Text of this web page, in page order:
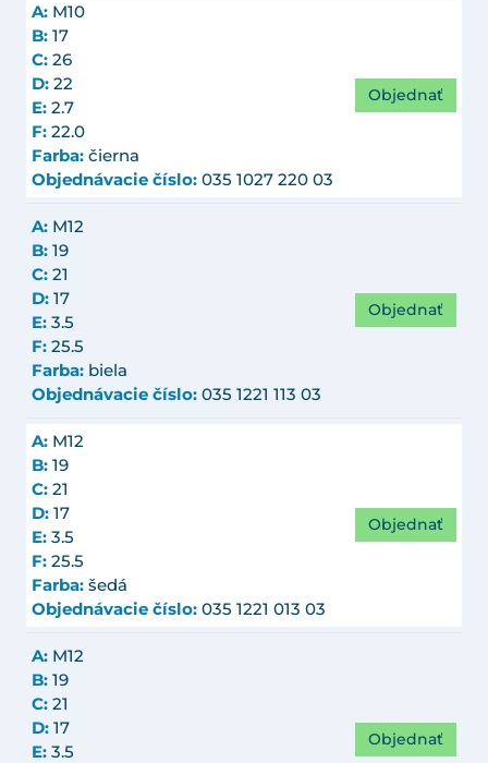
A: M10
B: 17
C: 26
D: 22
E: 2.7
F: 22.0
Farba: čierna
Objednávacie číslo: 035 1027 220 03
Objednať
A: M12
B: 19
C: 21
D: 17
E: 3.5
F: 25.5
Farba: biela
Objednávacie číslo: 035 1221 113 03
Objednať
A: M12
B: 19
C: 21
D: 17
E: 3.5
F: 25.5
Farba: šedá
Objednávacie číslo: 035 1221 013 03
Objednať
A: M12
B: 19
C: 21
D: 17
E: 3.5
Objednať